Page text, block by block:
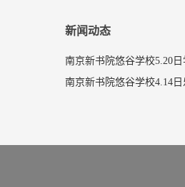
新闻动态
南京新书院悠谷学校5.20